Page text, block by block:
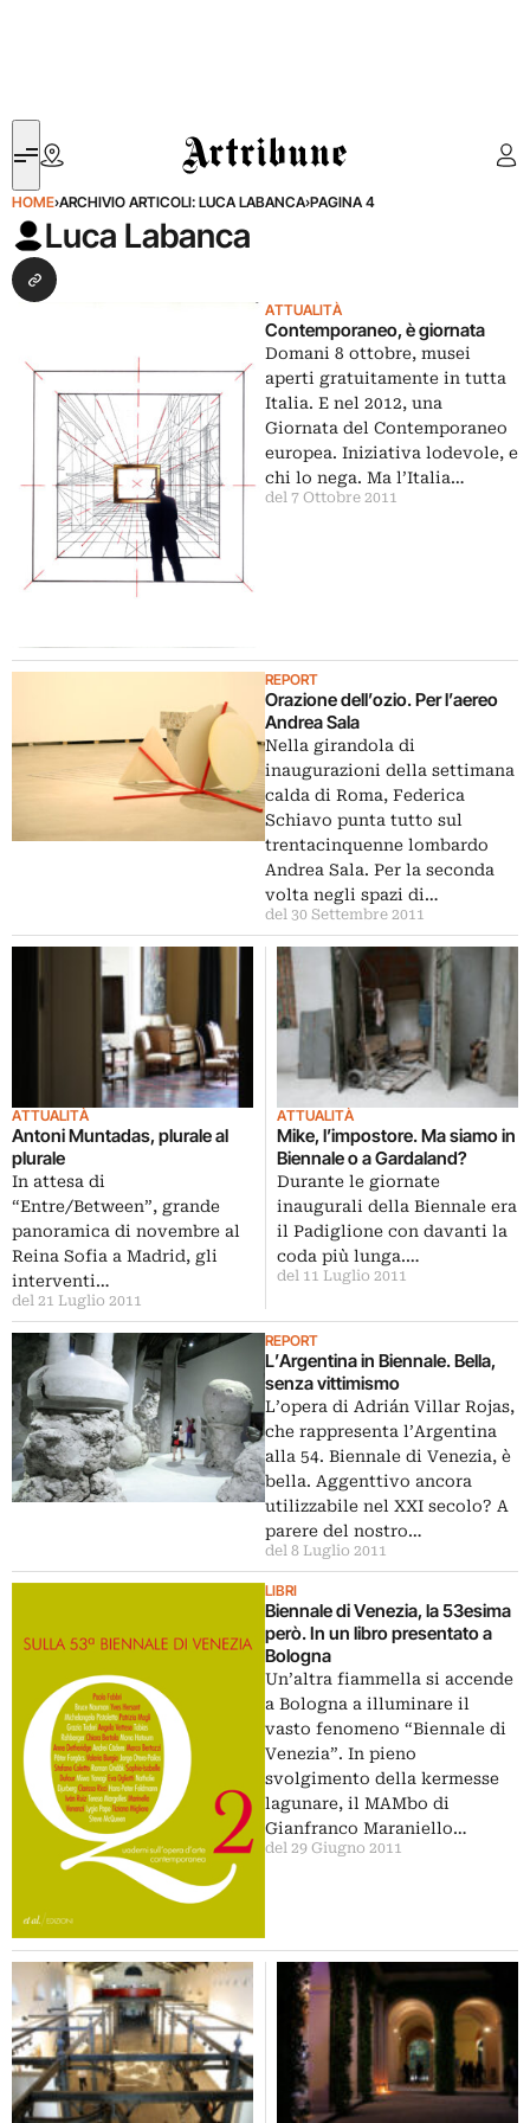
Artribune
HOME›ARCHIVIO ARTICOLI: LUCA LABANCA›PAGINA 4
Luca Labanca
Seguimi su Website
ATTUALITÀ
Contemporaneo, è giornata
Domani 8 ottobre, musei
aperti gratuitamente in tutta
Italia. E nel 2012, una
Giornata del Contemporaneo
europea. Iniziativa lodevole, e
chi lo nega. Ma l’Italia…
del 7 Ottobre 2011
REPORT
Orazione dell’ozio. Per l’aereo
Andrea Sala
Nella girandola di
inaugurazioni della settimana
calda di Roma, Federica
Schiavo punta tutto sul
trentacinquenne lombardo
Andrea Sala. Per la seconda
volta negli spazi di…
del 30 Settembre 2011
ATTUALITÀ
Antoni Muntadas, plurale al
plurale
In attesa di
“Entre/Between”, grande
panoramica di novembre al
Reina Sofia a Madrid, gli
interventi…
del 21 Luglio 2011
ATTUALITÀ
Mike, l’impostore. Ma siamo in
Biennale o a Gardaland?
Durante le giornate
inaugurali della Biennale era
il Padiglione con davanti la
coda più lunga.…
del 11 Luglio 2011
REPORT
L’Argentina in Biennale. Bella,
senza vittimismo
L’opera di Adrián Villar Rojas,
che rappresenta l’Argentina
alla 54. Biennale di Venezia, è
bella. Aggenttivo ancora
utilizzabile nel XXI secolo? A
parere del nostro…
del 8 Luglio 2011
LIBRI
Biennale di Venezia, la 53esima
però. In un libro presentato a
Bologna
Un’altra fiammella si accende
a Bologna a illuminare il
vasto fenomeno “Biennale di
Venezia”. In pieno
svolgimento della kermesse
lagunare, il MAMbo di
Gianfranco Maraniello…
del 29 Giugno 2011